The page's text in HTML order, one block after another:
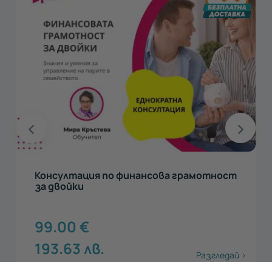
Консултация по финансова грамотност
за двойки
99.00 €
193.63лв. Разгледай >